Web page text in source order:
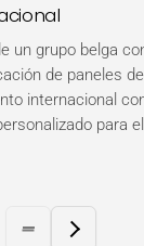
un grupo belga
de paneles
internacional
para